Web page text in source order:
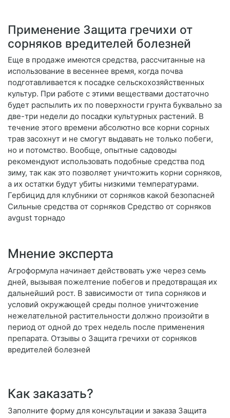
Применение Защита гречихи от
сорняков вредителей болезней
Еще в продаже имеются средства, рассчитанные на
использование в весеннее время, когда почва
подготавливается к посадке сельскохозяйственных
культур. При работе с этими веществами достаточно
будет распылить их по поверхности грунта буквально за
две-три недели до посадки культурных растений. В
течение этого времени абсолютно все корни сорных
трав засохнут и не смогут выдавать не только побеги,
но и потомство. Вообще, опытные садоводы
рекомендуют использовать подобные средства под
зиму, так как это позволяет уничтожить корни сорняков,
а их остатки будут убиты низкими температурами.
Гербицид для клубники от сорняков какой безопасней
Сильные средства от сорняков Средство от сорняков
avgust торнадо
Мнение эксперта
Агроформула начинает действовать уже через семь
дней, вызывая пожелтение побегов и предотвращая их
дальнейший рост. В зависимости от типа сорняков и
условий окружающей среды полное уничтожение
нежелательной растительности должно произойти в
период от одной до трех недель после применения
препарата. Отзывы о Защита гречихи от сорняков
вредителей болезней
Как заказать?
Заполните форму для консультации и заказа Защита